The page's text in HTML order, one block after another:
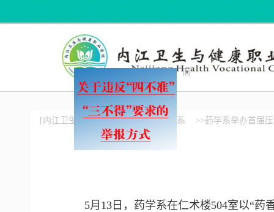
[内江卫生与健康职业学院] >>药学系 >>药学系举办首届
5月13日，药学系在仁术楼504室以“